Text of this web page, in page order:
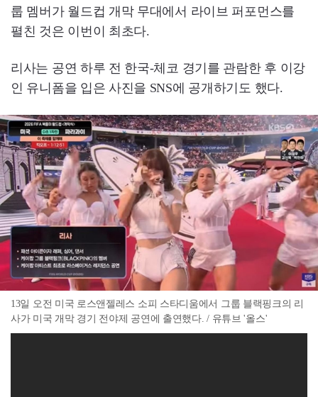
룹 멤버가 월드컵 개막 무대에서 라이브 퍼포먼스를
펼친 것은 이번이 최초다.
리사는 공연 하루 전 한국-체코 경기를 관람한 후 이강
인 유니폼을 입은 사진을 SNS에 공개하기도 했다.
13일 오전 미국 로스앤젤레스 소피 스타디움에서 그룹 블랙핑크의 리
사가 미국 개막 경기 전야제 공연에 출연했다. / 유튜브 '올스'